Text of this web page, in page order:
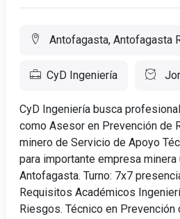
Antofagasta, Antofagasta
CyD Ingeniería
CyD Ingeniería busca
como Asesor en Prevención de
minero de Servicio de Apoyo
para importante empresa
Antofagasta. Turno: 7x7
Requisitos Académicos
Riesgos. Técnico en Prevención